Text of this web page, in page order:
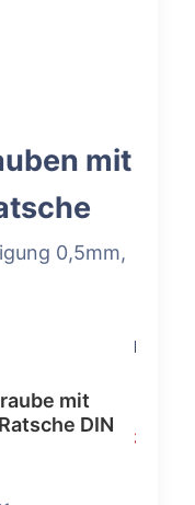
mit
0,5mm,
Preis
mit
DIN
30,70